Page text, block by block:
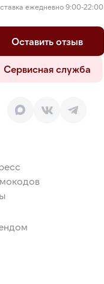
ежедневно 9:00-22:00
Оставить отзыв
Сервисная служба